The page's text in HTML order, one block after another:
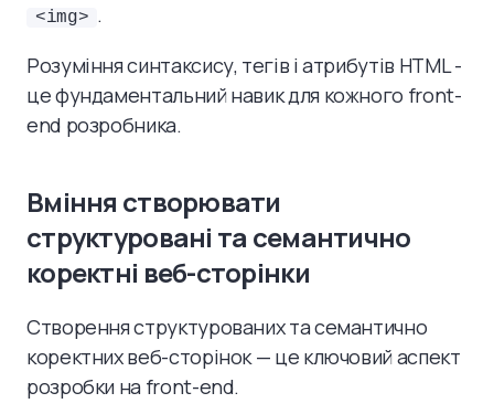
<img> .
Розуміння синтаксису, тегів і атрибутів HTML -
це фундаментальний навик для кожного front-
end розробника.
Вміння створювати
структуровані та семантично
коректні веб-сторінки
Створення структурованих та семантично
коректних веб-сторінок — це ключовий аспект
розробки на front-end.